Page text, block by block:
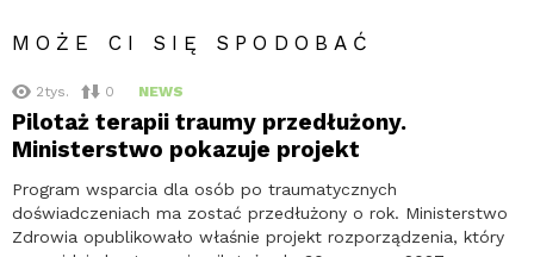
MOŻE CI SIĘ SPODOBAĆ
2tys. 0 NEWS
Pilotaż terapii traumy przedłużony.
Ministerstwo pokazuje projekt
Program wsparcia dla osób po traumatycznych
doświadczeniach ma zostać przedłużony o rok. Ministerstwo
Zdrowia opublikowało właśnie projekt rozporządzenia, który